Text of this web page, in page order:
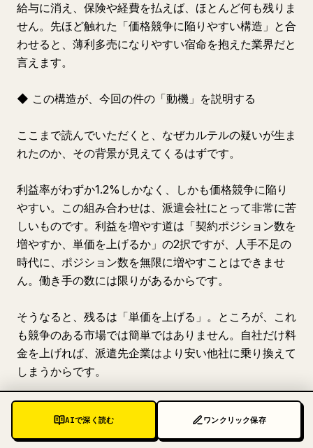
給与に消え、保険や経費を払えば、ほとんど何も残りま
せん。先ほど触れた「価格競争に陥りやすい構造」と合
わせると、薄利多売になりやすい宿命を抱えた業界だと
言えます。
◆ この構造が、今回の件の「動機」を説明する
ここまで読んでいただくと、なぜカルテルの疑いが生ま
れたのか、その背景が見えてくるはずです。
利益率がわずか1.2%しかなく、しかも価格競争に陥り
やすい。この組み合わせは、派遣会社にとって非常に苦
しいものです。利益を増やす道は「契約ポジション数を
増やすか、単価を上げるか」の2択ですが、人手不足の
時代に、ポジション数を無限に増やすことはできませ
ん。働き手の数には限りがあるからです。
そうなると、残るは「単価を上げる」。ところが、これ
も競争のある市場では簡単ではありません。自社だけ料
金を上げれば、派遣先企業はより安い他社に乗り換えて
しまうからです。
——ここで、もし「他社も同じように値上げするなら、
客は逃げない」としたらどうでしょうか。
AIで深く読む ワンクリック保存